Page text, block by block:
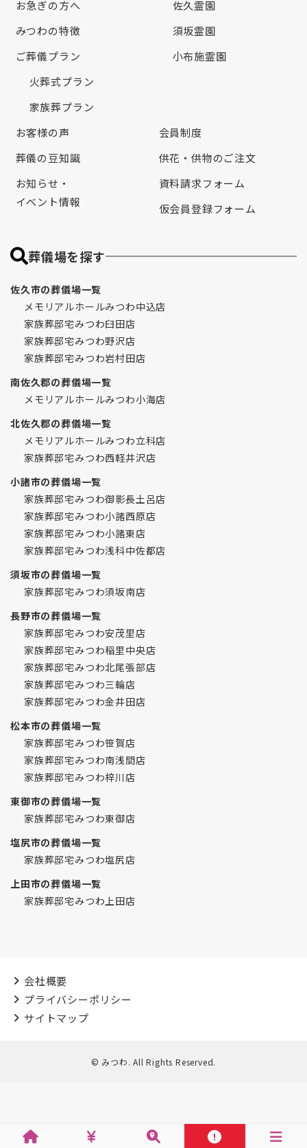
お急ぎの方へ
みつわの特徴
ご葬儀プラン
火葬式プラン
家族葬プラン
佐久霊園
須坂霊園
小布施霊園
お客様の声
葬儀の豆知識
お知らせ・
イベント情報
会員制度
供花・供物のご注文
資料請求フォーム
仮会員登録フォーム
葬儀場を探す
佐久市の葬儀場一覧
メモリアルホールみつわ中込店
家族葬邸宅みつわ臼田店
家族葬邸宅みつわ野沢店
家族葬邸宅みつわ岩村田店
南佐久郡の葬儀場一覧
メモリアルホールみつわ小海店
北佐久郡の葬儀場一覧
メモリアルホールみつわ立科店
家族葬邸宅みつわ西軽井沢店
小諸市の葬儀場一覧
家族葬邸宅みつわ御影長土呂店
家族葬邸宅みつわ小諸西原店
家族葬邸宅みつわ小諸東店
家族葬邸宅みつわ浅科中佐都店
須坂市の葬儀場一覧
家族葬邸宅みつわ須坂南店
長野市の葬儀場一覧
家族葬邸宅みつわ安茂里店
家族葬邸宅みつわ稲里中央店
家族葬邸宅みつわ北尾張部店
家族葬邸宅みつわ三輪店
家族葬邸宅みつわ金井田店
松本市の葬儀場一覧
家族葬邸宅みつわ笹賀店
家族葬邸宅みつわ南浅間店
家族葬邸宅みつわ梓川店
東御市の葬儀場一覧
家族葬邸宅みつわ東御店
塩尻市の葬儀場一覧
家族葬邸宅みつわ塩尻店
上田市の葬儀場一覧
家族葬邸宅みつわ上田店
会社概要
プライバシーポリシー
サイトマップ
© みつわ. All Rights Reserved.